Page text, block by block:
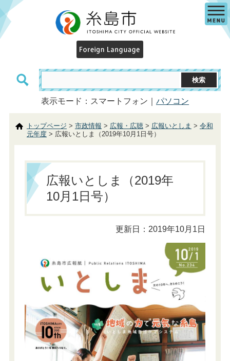
表示モード：スマートフォン｜ パソコン
トップページ > 市政情報 > 広報・広聴> 広報いとしま > 令和
元年度> 広報いとしま（2019年10月1日号）
広報いとしま（2019年
10月1日号）
更新日：2019年10月1日